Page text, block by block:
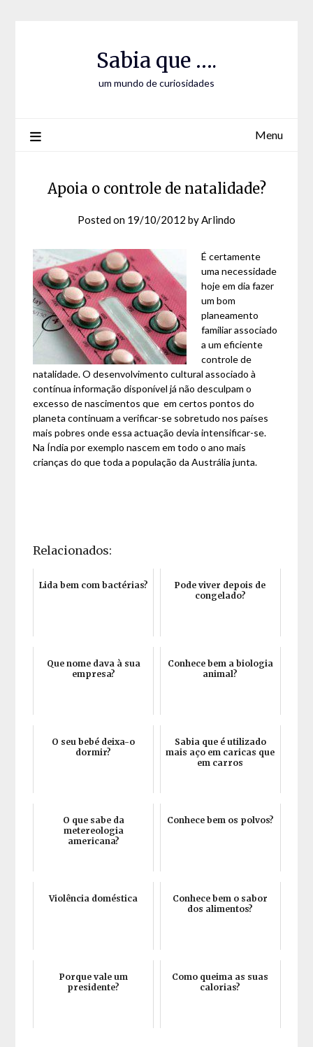
Sabia que ….
um mundo de curiosidades
Menu
Apoia o controle de natalidade?
Posted on 19/10/2012 byArlindo
É certamente
uma necessidade
hoje em dia fazer
um bom
planeamento
familiar associado
a um eficiente
controle de
natalidade. O desenvolvimento cultural associado à
contínua informação disponível já não desculpam o
excesso de nascimentos que em certos pontos do
planeta continuam a verificar-se sobretudo nos países
mais pobres onde essa actuação devia intensificar-se.
Na Índia por exemplo nascem em todo o ano mais
crianças do que toda a população da Austrália junta.
Relacionados:
Lida bem com bactérias?
Pode viver depois de
congelado?
Que nome dava à sua
empresa?
Conhece bem a biologia
animal?
O seu bebé deixa-o
dormir?
Sabia que é utilizado
mais aço em caricas que
em carros
O que sabe da
metereologia
americana?
Conhece bem os polvos?
Violência doméstica
Conhece bem o sabor
dos alimentos?
Porque vale um
presidente?
Como queima as suas
calorias?